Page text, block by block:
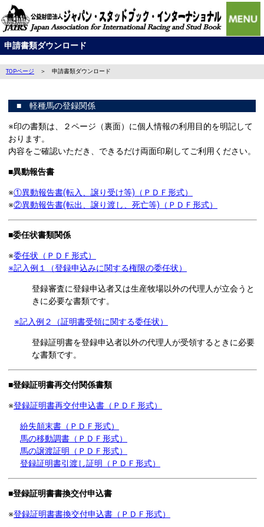
申請書類ダウンロード
TOPページ ＞ 申請書類ダウンロード
■ 軽種馬の登録関係
※印の書類は、２ページ（裏面）に個人情報の利用目的を明記して
おります。
内容をご確認いただき、できるだけ両面印刷してご利用ください。
■異動報告書
※①異動報告書(転入、譲り受け等)（ＰＤＦ形式）
※②異動報告書(転出、譲り渡し、死亡等)（ＰＤＦ形式）
■委任状書類関係
※委任状（ＰＤＦ形式）
※記入例１（登録申込みに関する権限の委任状）
登録審査に登録申込者又は生産牧場以外の代理人が立会うと
きに必要な書類です。
※記入例２（証明書受領に関する委任状）
登録証明書を登録申込者以外の代理人が受領するときに必要
な書類です。
■登録証明書再交付関係書類
※登録証明書再交付申込書（ＰＤＦ形式）
紛失顛末書（ＰＤＦ形式）
馬の移動調書（ＰＤＦ形式）
馬の譲渡証明（ＰＤＦ形式）
登録証明書引渡し証明（ＰＤＦ形式）
■登録証明書書換交付申込書
※登録証明書書換交付申込書（ＰＤＦ形式）